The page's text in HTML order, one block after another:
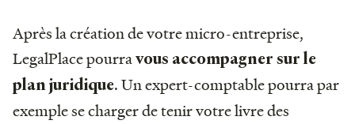
Après la création de votre micro-entreprise,
LegalPlace pourravous accompagner sur le
plan juridique. Un expert-comptable pourra par
exemple se charger de tenir votre livre des